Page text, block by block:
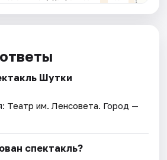
Шутки
Театр им. Ленсовета. Город —
спектакль?